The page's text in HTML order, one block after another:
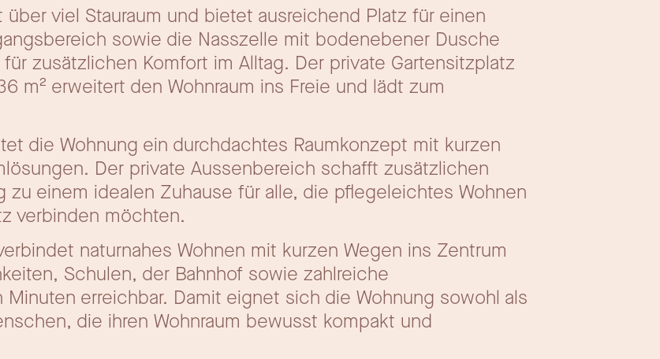
viel Stauraum und bietet ausreichend Platz für einen
sowie die Nasszelle mit bodenebener Dusche
zusätzlichen Komfort im Alltag. Der private Gartensitzplatz
m² erweitert den Wohnraum ins Freie und lädt zum
die Wohnung ein durchdachtes Raumkonzept mit kurzen
Der private Aussenbereich schafft zusätzlichen
zu einem idealen Zuhause für alle, die pflegeleichtes Wohnen
verbinden möchten.
naturnahes Wohnen mit kurzen Wegen ins Zentrum
Schulen, der Bahnhof sowie zahlreiche
erreichbar. Damit eignet sich die Wohnung sowohl als
die ihren Wohnraum bewusst kompakt und